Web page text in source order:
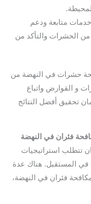
متابعة ودعم
الحشرات والتأكد من
حشرات في النهضة من
و القوارض واتباع
تحقيق أفضل النتائج
فئران في النهضة
تتطلب استراتيجيات
في المستقبل. هناك عدة
فئران في النهضة،